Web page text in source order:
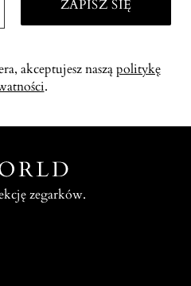
akceptujesz nasząpolitykę
.
zegarków.